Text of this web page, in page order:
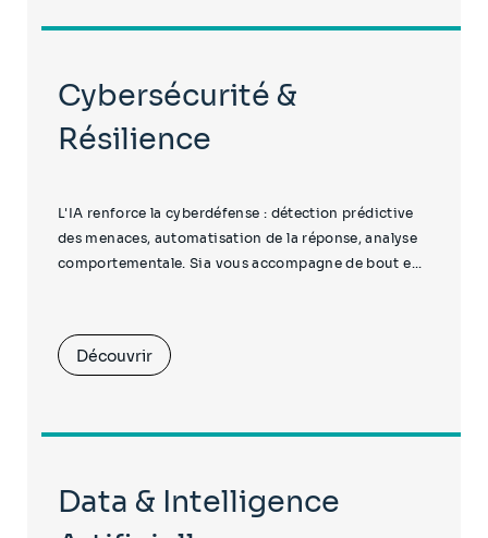
Cybersécurité &
Résilience
L'IA renforce la cyberdéfense : détection prédictive
des menaces, automatisation de la réponse, analyse
comportementale. Sia vous accompagne de bout e...
Découvrir
Data & Intelligence